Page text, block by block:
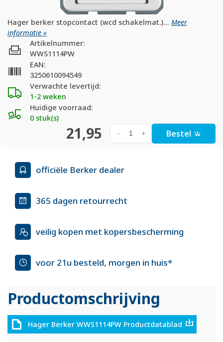
Hager berker stopcontact (wcd schakelmat.)... Meer
informatie »
Verwachte levertijd:
1-2 weken
Huidige voorraad:
0 stuk(s)
Artikelnummer:
WWS1114PW
EAN:
3250610094549
21,95 +
- Bestel
officiële Berker dealer
365 dagen retourrecht
veilig kopen met kopersbescherming
voor 21u besteld, morgen in huis*
Productomschrijving
Hager Berker WWS1114PW Productdatablad